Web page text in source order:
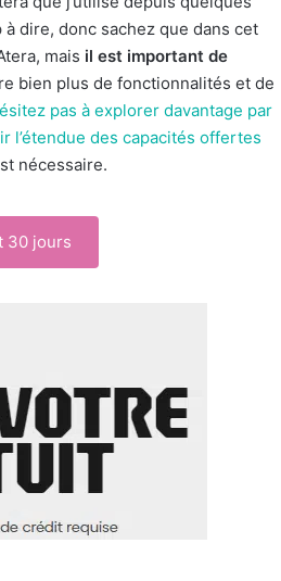
dire, donc sachez que dans cet
mais il est important de
bien plus de fonctionnalités et de
pas à explorer davantage par
l’étendue des capacités offertes
nécessaire.
30 jours